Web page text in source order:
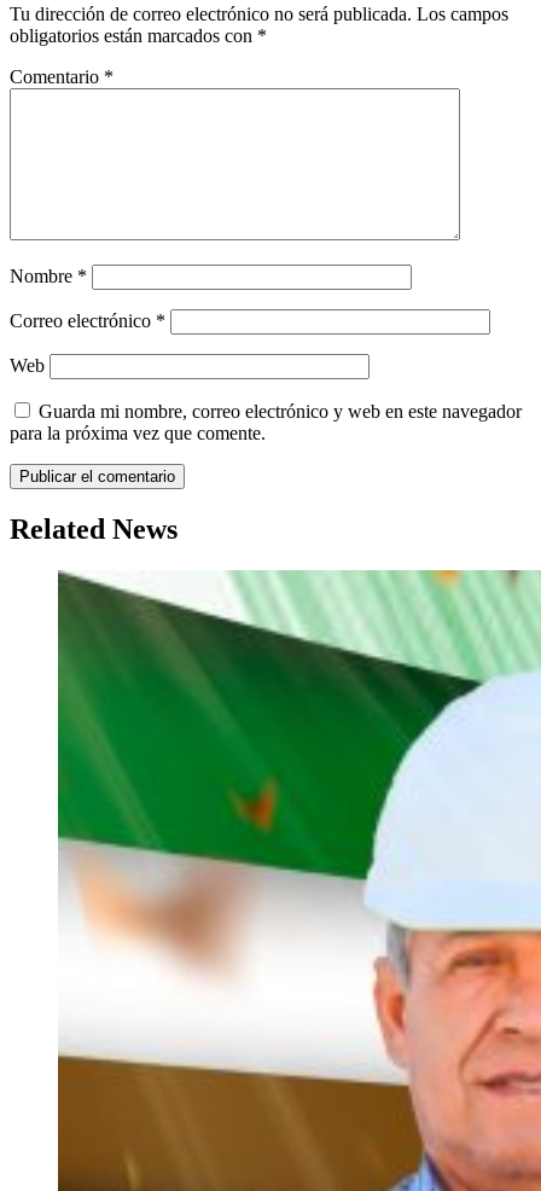
Tu dirección de correo electrónico no será publicada. Los campos
obligatorios están marcados con *
Comentario *
Nombre *
Correo electrónico *
Web
Guarda mi nombre, correo electrónico y web en este navegador
para la próxima vez que comente.
Related News